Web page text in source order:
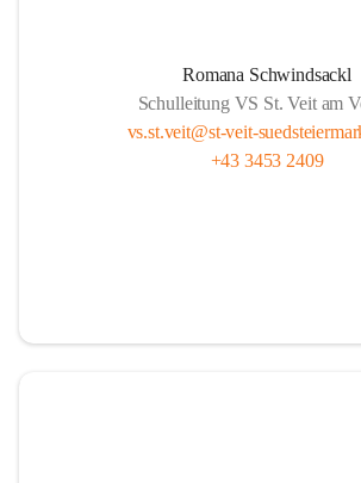
Romana Schwindsackl
Schulleitung VS St. Veit am
vs.st.veit@st-veit-
+43 3453 2409